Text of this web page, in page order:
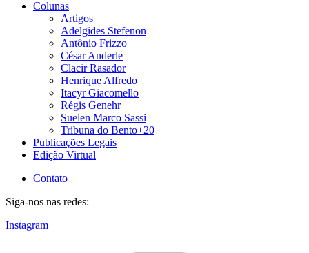
Colunas
Artigos
Adelgides Stefenon
Antônio Frizzo
César Anderle
Clacir Rasador
Henrique Alfredo
Itacyr Giacomello
Régis Genehr
Suelen Marco Sassi
Tribuna do Bento+20
Publicações Legais
Edição Virtual
Contato
Siga-nos nas redes:
Instagram